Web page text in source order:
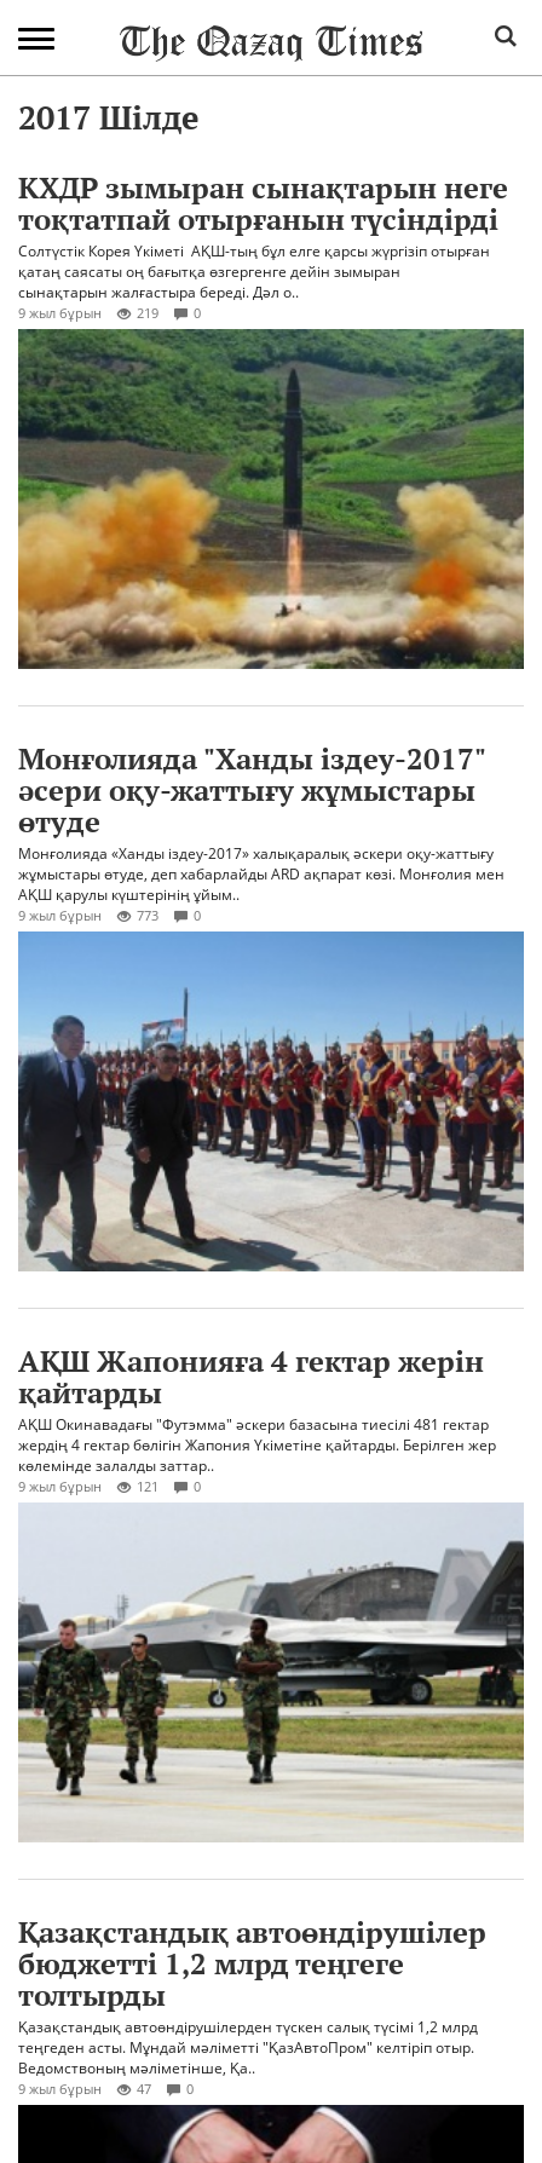
2017 Шілде
КХДР зымыран сынақтарын неге
тоқтатпай отырғанын түсіндірді
Солтүстік Корея Үкіметі АҚШ-тың бұл елге қарсы жүргізіп отырған
қатаң саясаты оң бағытқа өзгергенге дейін зымыран
сынақтарын жалғастыра береді. Дәл о..
9 жыл бұрын 219 0
Монғолияда "Ханды іздеу-2017"
әсери оқу-жаттығу жұмыстары
өтуде
Монғолияда «Ханды іздеу-2017» халықаралық әскери оқу-жаттығу
жұмыстары өтуде, деп хабарлайды ARD ақпарат көзі. Монғолия мен
АҚШ қарулы күштерінің ұйым..
9 жыл бұрын 773 0
АҚШ Жапонияға 4 гектар жерін
қайтарды
АҚШ Окинавадағы "Футэмма" әскери базасына тиесілі 481 гектар
жердің 4 гектар бөлігін Жапония Үкіметіне қайтарды. Берілген жер
көлемінде залалды заттар..
9 жыл бұрын 121 0
Қазақстандық автоөндірушілер
бюджетті 1,2 млрд теңгеге
толтырды
Қазақстандық автоөндірушілерден түскен салық түсімі 1,2 млрд
теңгеден асты. Мұндай мәліметті "ҚазАвтоПром" келтіріп отыр.
Ведомствоның мәліметінше, Қа..
9 жыл бұрын 47 0